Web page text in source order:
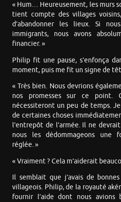
« Hum… Heureusement, les murs
tient compte des villages
d’abandonner les lieux. Si
immigrants, nous avons
financier. »
Philip fit une pause, s’enfonça
moment, puis me fit un signe de
« Très bien. Nous devrions
nos promesses sur ce point.
nécessiteront un peu de temps.
de certaines choses
l’entrepôt de l’armée. Il ne
nous les dédommageons une
réglée. »
« Vraiment ? Cela m’aiderait
Il semblait que j’avais de
villageois. Philip, de la royauté
fournir l’aide dont nous avions